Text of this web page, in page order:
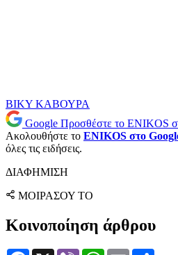
ΒΙΚΥ ΚΑΒΟΥΡΑ
Google Προσθέστε το ENIKOS
Ακολουθήστε το ENIKOS στο
όλες τις ειδήσεις.
ΔΙΑΦΗΜΙΣΗ
ΜΟΙΡΑΣΟΥ ΤΟ
Κοινοποίηση άρθρου